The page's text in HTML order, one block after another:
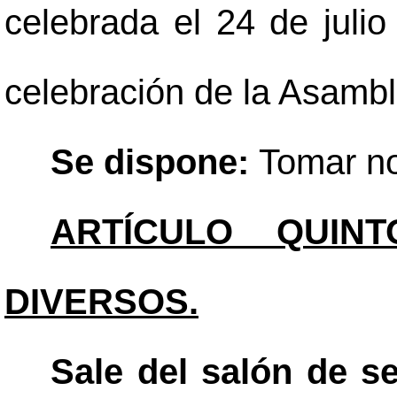
celebrada el 24 de
celebración de la
Se dispone: Tomar
ARTÍCULO
DIVERSOS.
Sale del salón de